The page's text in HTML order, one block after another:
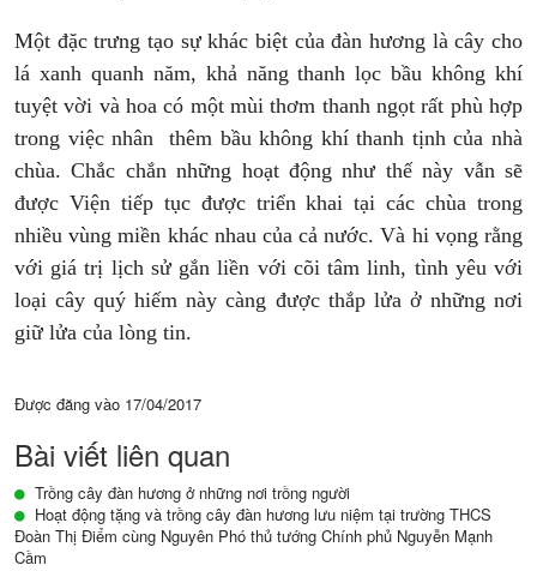
Một đặc trưng tạo sự khác biệt của đàn hương là cây cho
lá xanh quanh năm, khả năng thanh lọc bầu không khí
tuyệt vời và hoa có một mùi thơm thanh ngọt rất phù hợp
trong việc nhân thêm bầu không khí thanh tịnh của nhà
chùa. Chắc chắn những hoạt động như thế này vẫn sẽ
được Viện tiếp tục được triển khai tại các chùa trong
nhiều vùng miền khác nhau của cả nước. Và hi vọng rằng
với giá trị lịch sử gắn liền với cõi tâm linh, tình yêu với
loại cây quý hiếm này càng được thắp lửa ở những nơi
giữ lửa của lòng tin.
Được đăng vào 17/04/2017
Bài viết liên quan
Trồng cây đàn hương ở những nơi trồng người
Hoạt động tặng và trồng cây đàn hương lưu niệm tại trường THCS
Đoàn Thị Điểm cùng Nguyên Phó thủ tướng Chính phủ Nguyễn Mạnh
Cầm